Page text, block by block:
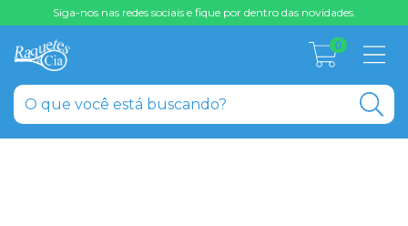
Siga-nos nas redes sociais e fique por dentro das novidades.
0